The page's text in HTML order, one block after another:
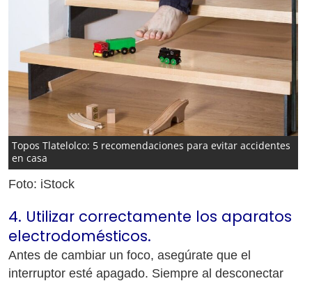
Topos Tlatelolco: 5 recomendaciones para evitar accidentes
en casa
Foto: iStock
4. Utilizar correctamente los aparatos
electrodomésticos.
Antes de cambiar un foco, asegúrate que el
interruptor esté apagado. Siempre al desconectar